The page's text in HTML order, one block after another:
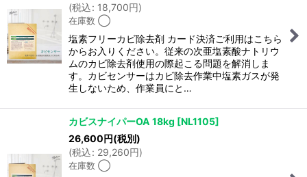
絞り込む
(税込: 18,700円)
在庫数 ◯
塩素フリーカビ除去剤 カード決済ご利用はこちら
からお入りください。従来の次亜塩素酸ナトリウ
ムのカビ除去剤使用の際起こる問題を解消しま
す。カビセンサーはカビ除去作業中塩素ガスが発
生しないため、作業員にと…
カビスナイパーOA 18kg [NL1105]
26,600円(税別)
(税込: 29,260円)
在庫数 ◯